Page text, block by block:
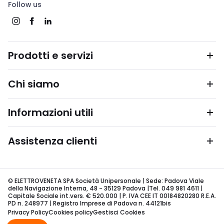
Follow us
Prodotti e servizi
Chi siamo
Informazioni utili
Assistenza clienti
© ELETTROVENETA SPA Società Unipersonale | Sede: Padova Viale
della Navigazione Interna, 48 - 35129 Padova |Tel. 049 981 4611 |
Capitale Sociale int.vers. € 520.000 | P. IVA CEE IT 00184820280 R.E.A.
PD n. 248977 | Registro Imprese di Padova n. 44121bis
Privacy PolicyCookies policyGestisci Cookies